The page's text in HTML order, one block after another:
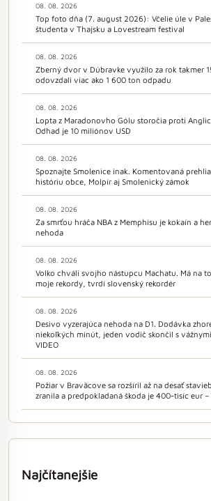
08. 08. 2026
Top foto dňa (7. august 2026): Včelie úle v
študenta v Thajsku a Lovestream festival
08. 08. 2026
Zberný dvor v Dúbravke využilo za rok takmer
odovzdali viac ako 1 600 ton odpadu
08. 08. 2026
Lopta z Maradonovho Gólu storočia proti
Odhad je 10 miliónov USD
08. 08. 2026
Spoznajte Smolenice inak. Komentovaná
históriu obce, Molpír aj Smolenický zámok
08. 08. 2026
Za smrťou hráča NBA z Memphisu je kokaín a
nehoda
08. 08. 2026
Volko chváli svojho nástupcu Machatu. Má na
moje rekordy, tvrdí slovenský rekordér
08. 08. 2026
Desivo vyzerajúca nehoda na D1. Dodávka
niekoľkých minút, jeden vodič skončil s
VIDEO
08. 08. 2026
Požiar v Braväcove sa rozšíril až na desať
zranila a predpokladaná škoda je 400-tisíc eur –
Najčítanejšie